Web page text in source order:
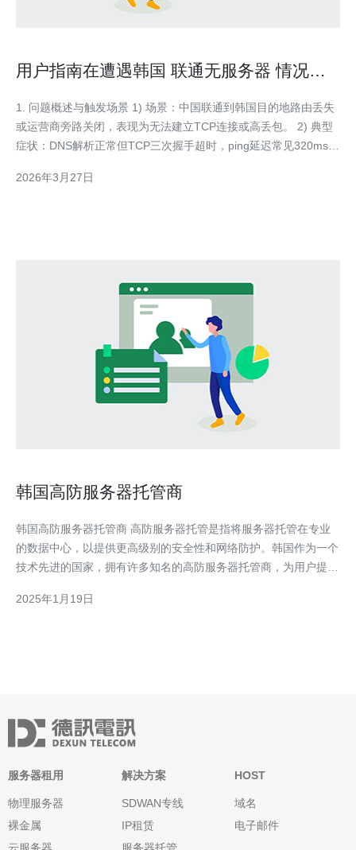
用户指南在遭遇韩国 联通无服务器 情况时
1. 问题概述与触发场景 1) 场景：中国联通到韩国目的地路由丢失
或运营商旁路关闭，表现为无法建立TCP连接或高丢包。 2) 典型
症状：DNS解析正常但TCP三次握手超时，ping延迟常见320ms以
节点）显示在第6跳即丢失，平均RTT=320ms，丢包率
2026年3月27日
韩国高防服务器托管商
韩国高防服务器托管商 高防服务器托管是指将服务器托管在专业
的数据中心，以提供更高级别的安全性和网络防护。韩国作为一个
技术先进的国家，拥有许多知名的高防服务器托管商，为用户提供
2025年1月19日
服务器租用
物理服务器
裸金属
解决方案
SDWAN专线
IP租赁
HOST
域名
电子邮件